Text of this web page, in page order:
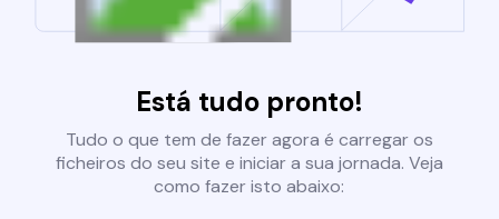
Está tudo pronto!
Tudo o que tem de fazer agora é carregar os
ficheiros do seu site e iniciar a sua jornada. Veja
como fazer isto abaixo: